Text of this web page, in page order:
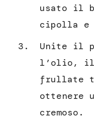
usato il
cipolla
Unite il
l’olio, il
frullate
ottenere
cremoso.